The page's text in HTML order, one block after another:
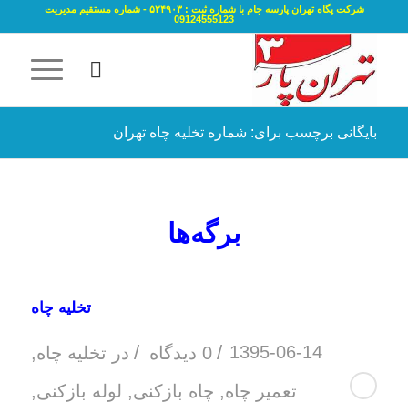
شرکت پگاه تهران پارسه جام با شماره ثبت : ۵۲۴۹۰۳ - شماره مستقیم مدیریت
09124555123
بایگانی برچسب برای: شماره تخلیه چاه تهران
برگه‌ها
تخلیه چاه
1395-06-14
/ 0 دیدگاه / در تخلیه چاه,
تعمیر چاه, چاه بازکنی, لوله بازکنی,